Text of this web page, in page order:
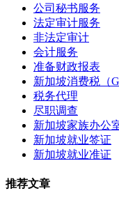
公司秘书服务
法定审计服务
非法定审计
会计服务
准备财政报表
新加坡消费税（
税务代理
尽职调查
新加坡家族办公
新加坡就业签证
新加坡就业准证
推荐文章